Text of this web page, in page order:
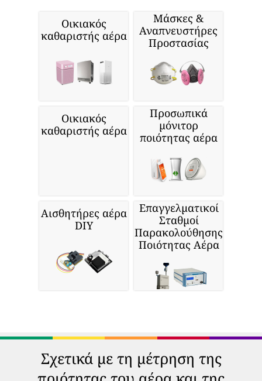
Οικιακός
καθαριστής αέρα
Μάσκες &
Αναπνευστήρες
Προστασίας
Οικιακός
καθαριστής αέρα
Προσωπικά
μόνιτορ
ποιότητας αέρα
Αισθητήρες αέρα
DIY
Επαγγελματικοί
Σταθμοί
Παρακολούθησης
Ποιότητας Αέρα
Σχετικά με τη μέτρηση της